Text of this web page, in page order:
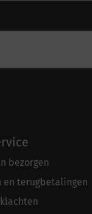
bezorgen
en terugbetalingen